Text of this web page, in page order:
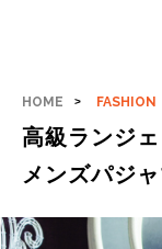
HOME FASHION
高級ランジ
メンズパジ